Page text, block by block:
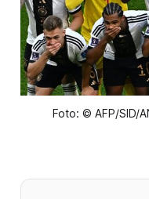
Foto: © AFP/SID/